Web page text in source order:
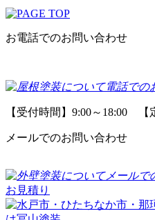
お電話でのお問い合わせ
【受付時間】9:00～18:00 【
メールでのお問い合わせ
お見積り